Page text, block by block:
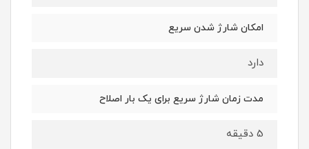
امکان شارژ شدن سریع
دارد
مدت زمان شارژ سریع برای یک بار اصلاح
5 دقیقه